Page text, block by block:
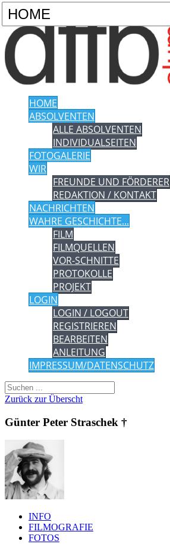
HOME
ABSOLVENTEN
ALLE ABSOLVENTEN
INDIVIDUALSEITEN
FOTOGALERIE
WIR
FREUNDE UND FÖRDERER
REDAKTION / KONTAKT
NACHRICHTEN
WAHRE GESCHICHTE...
FILM
FILMQUELLEN
VOR-SCHNITTE
PROTOKOLLE
PROJEKT
LOGIN
LOGIN / LOGOUT
REGISTRIEREN
BEARBEITEN
ANLEITUNG
IMPRESSUM/DATENSCHUTZ
Zurück zur Überscht
Günter Peter Straschek †
INFO
FILMOGRAFIE
FOTOS